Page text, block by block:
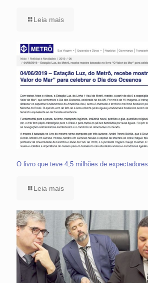
Leia mais
O livro que teve 4,5 milhões de expectadores
Leia mais